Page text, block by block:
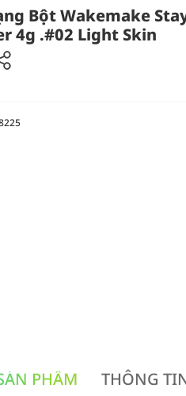
Bột Wakemake
4g .#02 Light Skin
PHẨM THÔNG